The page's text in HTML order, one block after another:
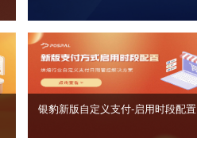
银豹新版自定义支付‑启用时段配置